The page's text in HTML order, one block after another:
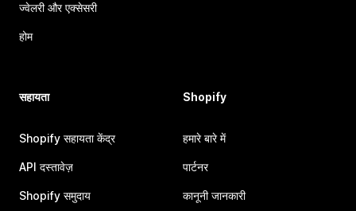
ज्वेलरी और एक्सेसरी
होम
सहायता
Shopify सहायता केंद्र
API दस्तावेज़
Shopify समुदाय
Shopify
हमारे बारे में
पार्टनर
कानूनी जानकारी